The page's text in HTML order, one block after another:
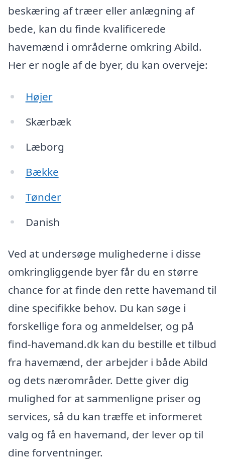
beskæring af træer eller anlægning af
bede, kan du finde kvalificerede
havemænd i områderne omkring Abild.
Her er nogle af de byer, du kan overveje:
Højer
Skærbæk
Læborg
Bække
Tønder
Danish
Ved at undersøge mulighederne i disse
omkringliggende byer får du en større
chance for at finde den rette havemand til
dine specifikke behov. Du kan søge i
forskellige fora og anmeldelser, og på
find-havemand.dk kan du bestille et tilbud
fra havemænd, der arbejder i både Abild
og dets nærområder. Dette giver dig
mulighed for at sammenligne priser og
services, så du kan træffe et informeret
valg og få en havemand, der lever op til
dine forventninger.